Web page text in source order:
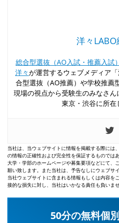
洋々
総合型選抜（AO入試・推薦入試
洋々が運営するウェブメディア
合型選抜（AO推薦）や学校推薦
現場の視点から受験生のみなさん
東京・渋谷に所在
当社は、当ウェブサイトに情報を掲載する際には
の情報の正確性および完全性を保証するものでは
大学・学部のホームページや募集要項などにて、
願い致します。また当社は、予告なしにウェブサ
当社ウェブサイトに含まれる情報もしくは内容を
接的な損失に対し、当社はいかなる責任も負いませ
50分の無料個